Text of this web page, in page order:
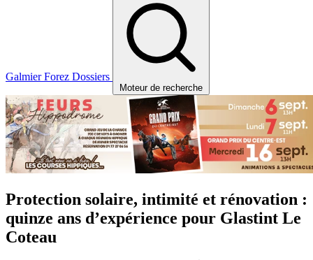
GalmierForez Dossiers
Moteur de recherche
Protection solaire, intimité et rénovation :
quinze ans d’expérience pour Glastint Le
Coteau